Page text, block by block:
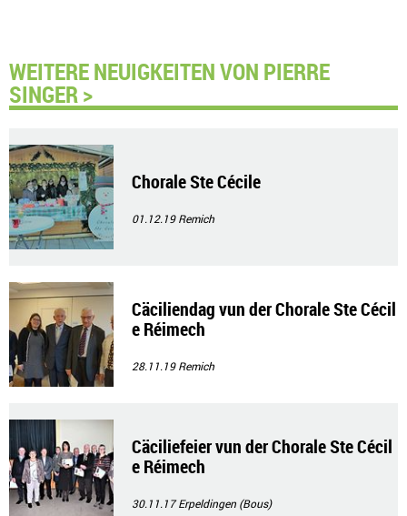
WEITERE NEUIGKEITEN VON PIERRE
SINGER >
Chorale Ste Cécile
01.12.19Remich
Cäciliendag vun der Chorale Ste Cécil
e Réimech
28.11.19Remich
Cäciliefeier vun der Chorale Ste Cécil
e Réimech
30.11.17Erpeldingen (Bous)